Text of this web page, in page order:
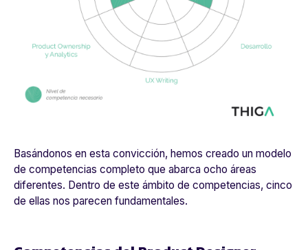
Basándonos en esta convicción, hemos creado un modelo
de competencias completo que abarca ocho áreas
diferentes. Dentro de este ámbito de competencias, cinco
de ellas nos parecen fundamentales.